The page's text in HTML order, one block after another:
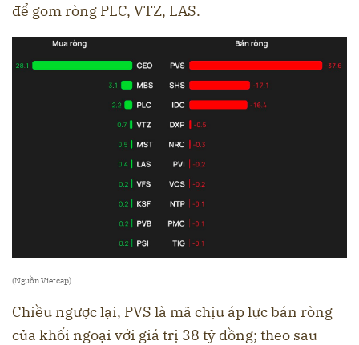
để gom ròng PLC, VTZ, LAS.
(Nguồn Vietcap)
Chiều ngược lại, PVS là mã chịu áp lực bán ròng
của khối ngoại với giá trị 38 tỷ đồng; theo sau